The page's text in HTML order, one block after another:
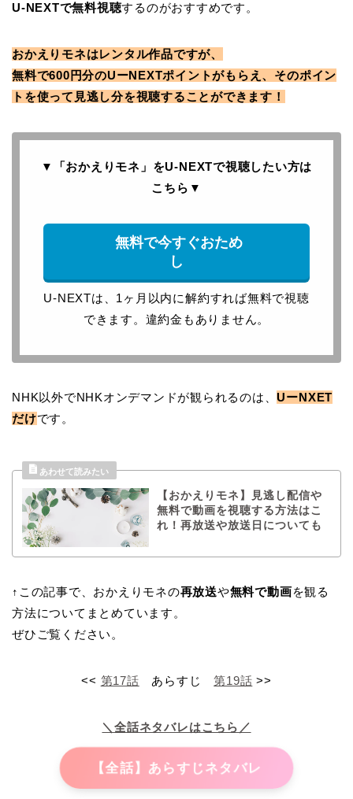
U-NEXTで無料視聴するのがおすすめです。
おかえりモネはレンタル作品ですが、
無料で600円分のUーNEXTポイントがもらえ、そのポイン
トを使って見逃し分を視聴することができます！
▼「おかえりモネ」をU-NEXTで視聴したい方は
こちら ▼
無料で今すぐおため
し
U-NEXTは、1ヶ月以内に解約すれば無料で視聴
できます。違約金もありません。
NHK以外でNHKオンデマンドが観られるのは、UーNXET
だけです。
【おかえりモネ】見逃し配信や
無料で動画を視聴する方法はこ
れ！再放送や放送日についても
↑この記事で、おかえりモネの再放送や無料で動画を観る
方法についてまとめています。
ぜひご覧ください。
<< 第17話 あらすじ第19話 >>
＼全話ネタバレはこちら／
【全話】あらすじネタバレ